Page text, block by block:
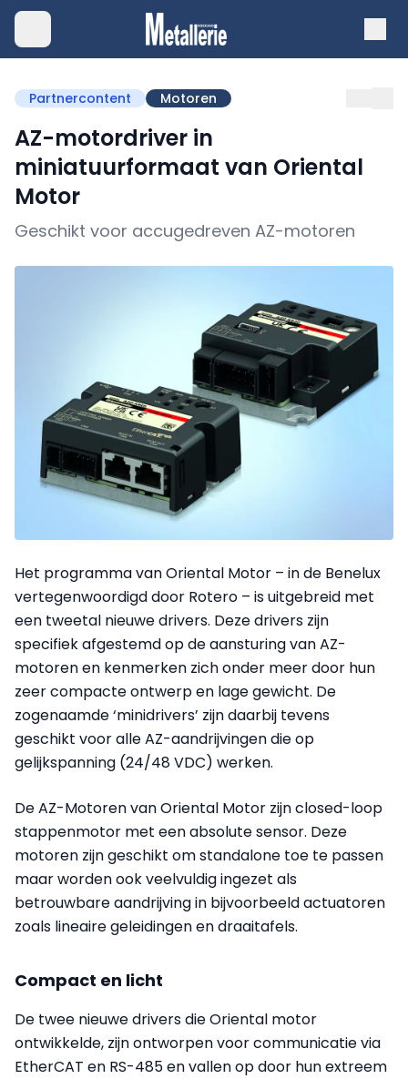
Partnercontent Motoren
AZ-motordriver in
miniatuurformaat van Oriental
Motor
Geschikt voor accugedreven AZ-motoren
Het programma van Oriental Motor – in de Benelux
vertegenwoordigd door Rotero – is uitgebreid met
een tweetal nieuwe drivers. Deze drivers zijn
specifiek afgestemd op de aansturing van AZ-
motoren en kenmerken zich onder meer door hun
zeer compacte ontwerp en lage gewicht. De
zogenaamde ‘minidrivers’ zijn daarbij tevens
geschikt voor alle AZ-aandrijvingen die op
gelijkspanning (24/48 VDC) werken.
De AZ-Motoren van Oriental Motor zijn closed-loop
stappenmotor met een absolute sensor. Deze
motoren zijn geschikt om standalone toe te passen
maar worden ook veelvuldig ingezet als
betrouwbare aandrijving in bijvoorbeeld actuatoren
zoals lineaire geleidingen en draaitafels.
Compact en licht
De twee nieuwe drivers die Oriental motor
ontwikkelde, zijn ontworpen voor communicatie via
EtherCAT en RS-485 en vallen op door hun extreem